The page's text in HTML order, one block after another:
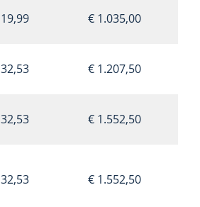
€ 1.035,00
€ 1.207,50
€ 1.552,50
€ 1.552,50